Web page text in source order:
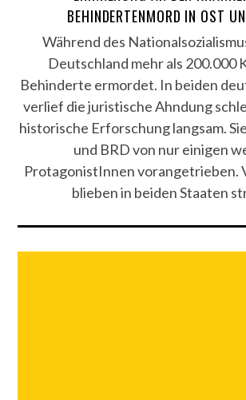
BEHINDERTENMORD IN OST
Während des
Deutschland mehr als 200.000
Behinderte ermordet. In beiden
verlief die juristische Ahndung
historische Erforschung langsam.
und BRD von nur einigen
ProtagonistInnen vorangetrieben.
blieben in beiden Staaten